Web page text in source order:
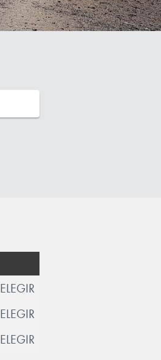
ELEGIR
ELEGIR
ELEGIR